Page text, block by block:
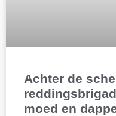
Achter de
moed en